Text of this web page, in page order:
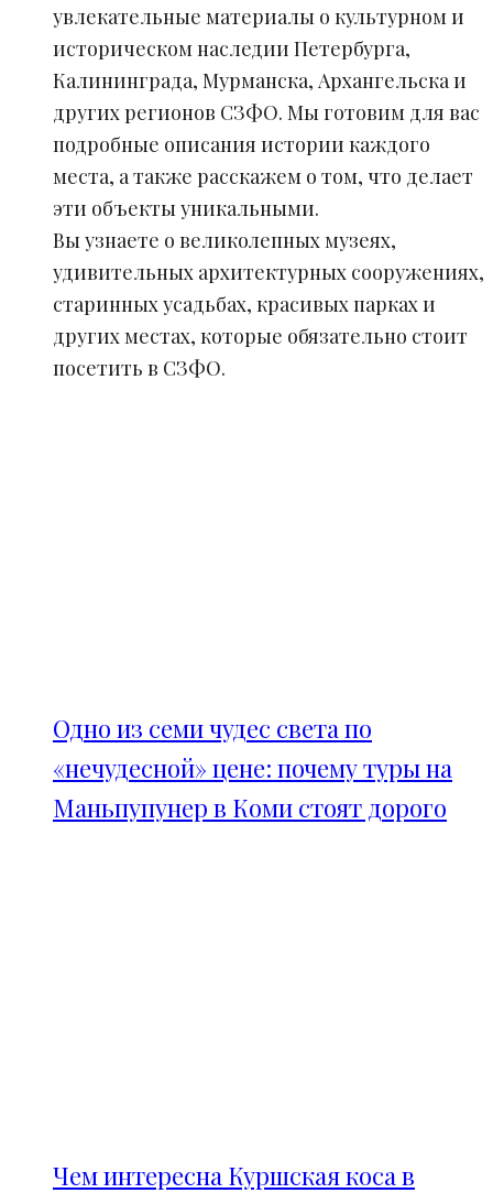
увлекательные материалы о культурном и
историческом наследии Петербурга,
Калининграда, Мурманска, Архангельска и
других регионов СЗФО. Мы готовим для вас
подробные описания истории каждого
места, а также расскажем о том, что делает
эти объекты уникальными.
Вы узнаете о великолепных музеях,
удивительных архитектурных сооружениях,
старинных усадьбах, красивых парках и
других местах, которые обязательно стоит
посетить в СЗФО.
Одно из семи чудес света по
«нечудесной» цене: почему туры на
Маньпупунер в Коми стоят дорого
Чем интересна Куршская коса в